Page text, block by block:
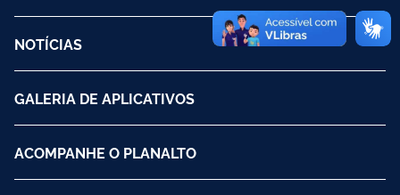
NOTÍCIAS
GALERIA DE APLICATIVOS
ACOMPANHE O PLANALTO